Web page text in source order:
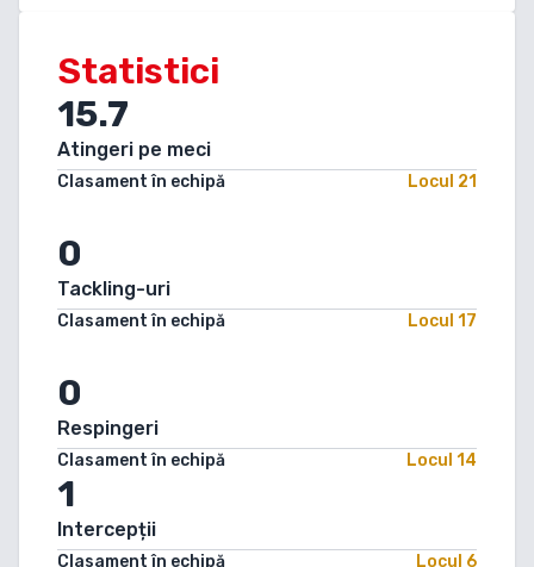
Statistici
15.7
Atingeri pe meci
Clasament în echipă Locul 21
0
Tackling-uri
Clasament în echipă Locul 17
0
Respingeri
Clasament în echipă Locul 14
1
Intercepții
Clasament în echipă Locul 6